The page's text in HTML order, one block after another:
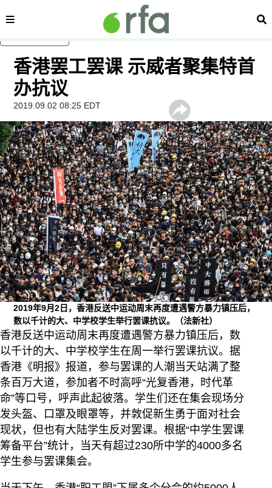
内容分类 搜
香港罢工罢课 示威者聚集特首
办抗议
2019.09.02 08:25 EDT
2019年9月2日，香港反送中运动周末再度遭遇警方暴力镇压后，
数以千计的大、中学校学生举行罢课抗议。（法新社）
香港反送中运动周末再度遭遇警方暴力镇压后，数
以千计的大、中学校学生在周一举行罢课抗议。据
香港《明报》报道，参与罢课的人潮当天站满了整
条百万大道，参加者不时高呼“光复香港，时代革
命”等口号，呼声此起彼落。学生们还在集会现场分
发头盔、口罩及眼罩等，并敦促新生勇于面对社会
现状，但也有大陆学生反对罢课。根据“中学生罢课
筹备平台”统计，当天有超过230所中学的4000多名
学生参与罢课集会。